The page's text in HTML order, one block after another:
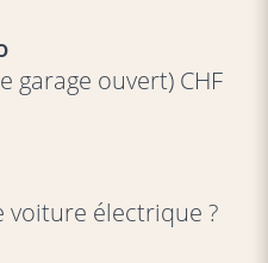
garage ouvert) CHF
voiture électrique ?